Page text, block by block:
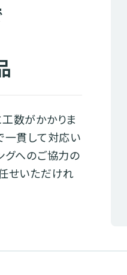
数がかかりま
一貫して対応い
グへのご協力の
せいただけれ